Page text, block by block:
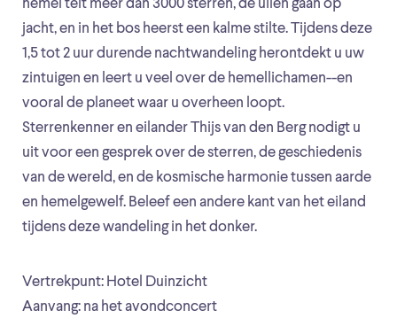
hemel telt meer dan 3000 sterren, de uilen gaan op
jacht, en in het bos heerst een kalme stilte. Tijdens deze
1,5 tot 2 uur durende nachtwandeling herontdekt u uw
zintuigen en leert u veel over de hemellichamen--en
vooral de planeet waar u overheen loopt.
Sterrenkenner en eilander Thijs van den Berg nodigt u
uit voor een gesprek over de sterren, de geschiedenis
van de wereld, en de kosmische harmonie tussen aarde
en hemelgewelf. Beleef een andere kant van het eiland
tijdens deze wandeling in het donker.
Vertrekpunt: Hotel Duinzicht
Aanvang: na het avondconcert